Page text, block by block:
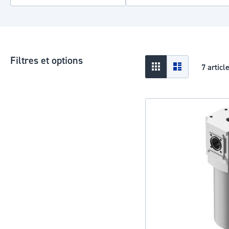
Afficher
en
Grid Liste 7
Filtres et options